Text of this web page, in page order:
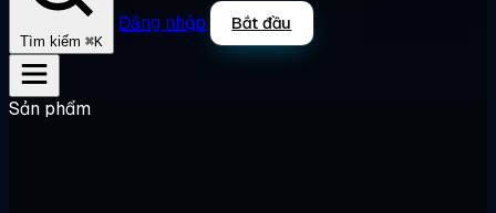
Tìm kiếm ⌘K
Đăng nhập Bắt đầu
Sản phẩm